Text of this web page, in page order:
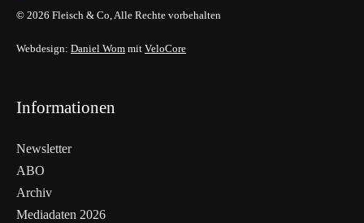
© 2026 Fleisch & Co, Alle Rechte vorbehalten
Webdesign: Daniel Wom mit VeloCore
Informationen
Newsletter
ABO
Archiv
Mediadaten 2026